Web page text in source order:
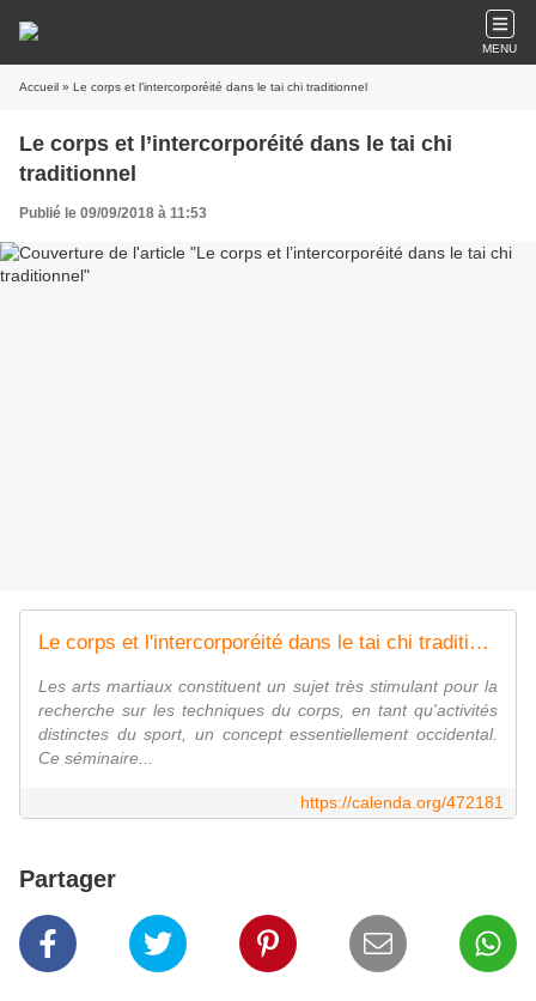
MENU
Accueil » Le corps et l’intercorporéité dans le tai chi traditionnel
Le corps et l’intercorporéité dans le tai chi
traditionnel
Publié le 09/09/2018 à 11:53
Le corps et l'intercorporéité dans le tai chi traditionnel
Les arts martiaux constituent un sujet très stimulant pour la
recherche sur les techniques du corps, en tant qu'activités
distinctes du sport, un concept essentiellement occidental.
Ce séminaire...
https://calenda.org/472181
Partager